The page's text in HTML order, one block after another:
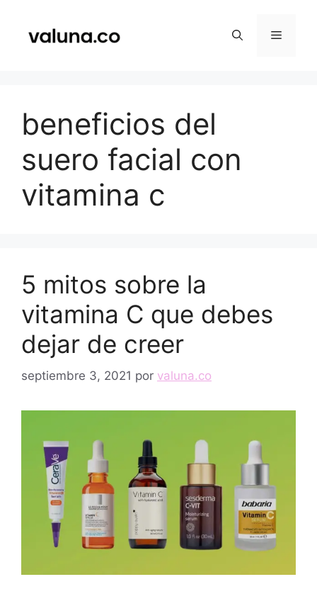
contenido
Menú
beneficios del
suero facial con
vitamina c
5 mitos sobre la
vitamina C que debes
dejar de creer
septiembre 3, 2021 por valuna.co